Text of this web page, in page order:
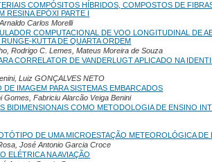
COMPÓSITOS HÍBRIDOS, COMPOSTOS DE
RESINA EPÓXI PARTE I
Carlos Morelli
COMPUTACIONAL DE VOO LONGITUDINAL DE
KUTTA DE QUARTA ORDEM
Rodrigo C. Lemes, Mateus Moreira de Souza
CORRELATOR DE VANDERLUGT APLICADO NA
Luiz GONÇALVES NETO
DE IMAGEM PARA SISTEMAS EMBARCADOS
Gomes, Fabriciu Alarcão Veiga Benini
BIDIMENSIONAIS COMO METODOLOGIA DE ENSINO
DE UMA MICROESTAÇÃO METEOROLÓGICA DE
José Antonio Garcia Croce
ELÉTRICA NA AVIAÇÃO